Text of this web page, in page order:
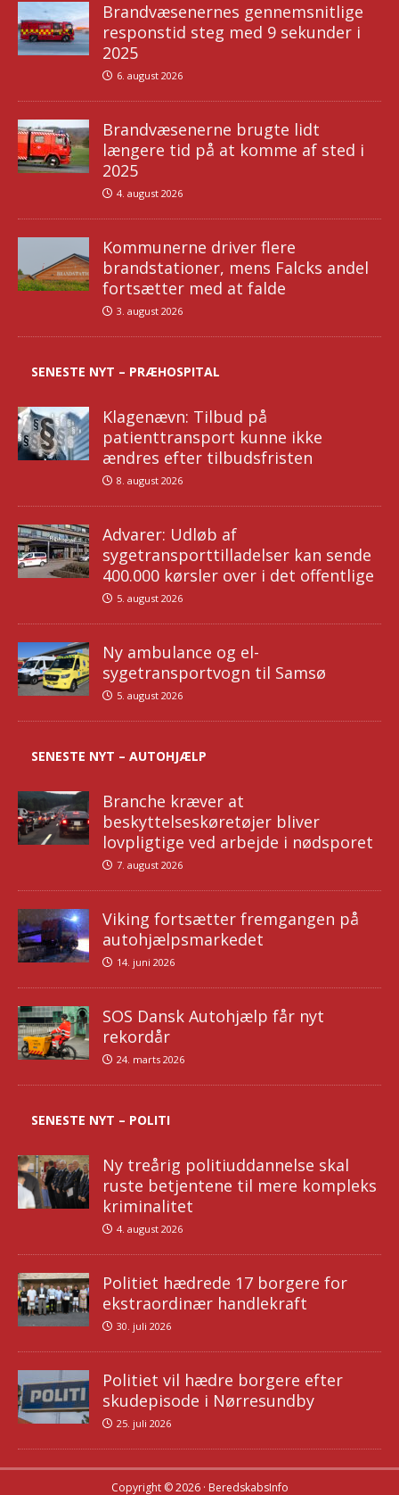
Brandvæsenernes gennemsnitlige
responstid steg med 9 sekunder i
2025
6. august 2026
Brandvæsenerne brugte lidt
længere tid på at komme af sted i
2025
4. august 2026
Kommunerne driver flere
brandstationer, mens Falcks andel
fortsætter med at falde
3. august 2026
SENESTE NYT – PRÆHOSPITAL
Klagenævn: Tilbud på
patienttransport kunne ikke
ændres efter tilbudsfristen
8. august 2026
Advarer: Udløb af
sygetransporttilladelser kan sende
400.000 kørsler over i det offentlige
5. august 2026
Ny ambulance og el-
sygetransportvogn til Samsø
5. august 2026
SENESTE NYT – AUTOHJÆLP
Branche kræver at
beskyttelseskøretøjer bliver
lovpligtige ved arbejde i nødsporet
7. august 2026
Viking fortsætter fremgangen på
autohjælpsmarkedet
14. juni 2026
SOS Dansk Autohjælp får nyt
rekordår
24. marts 2026
SENESTE NYT – POLITI
Ny treårig politiuddannelse skal
ruste betjentene til mere kompleks
kriminalitet
4. august 2026
Politiet hædrede 17 borgere for
ekstraordinær handlekraft
30. juli 2026
Politiet vil hædre borgere efter
skudepisode i Nørresundby
25. juli 2026
Copyright © 2026 · BeredskabsInfo